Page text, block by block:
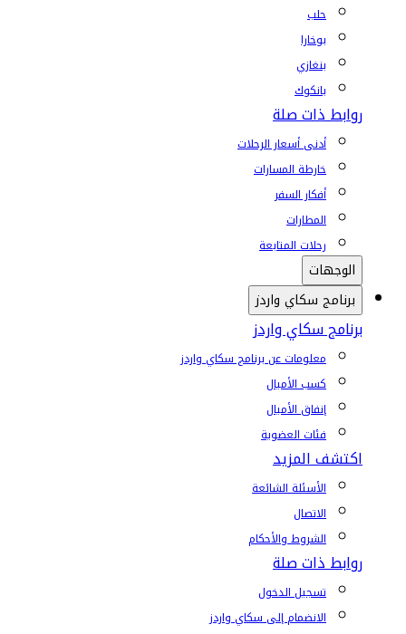
حلب
بوخارا
بنغازي
بانكوك
روابط ذات صلة
أدنى أسعار الرحلات
خارطة المسارات
أفكار السفر
المطارات
رحلات المتابعة
الوجهات
برنامج سكاي واردز
برنامج سكاي واردز
معلومات عن برنامج سكاي واردز
كسب الأميال
إنفاق الأميال
فئات العضوية
اكتشف المزيد
الأسئلة الشائعة
الاتصال
الشروط والأحكام
روابط ذات صلة
تسجيل الدخول
الانضمام إلى سكاي واردز